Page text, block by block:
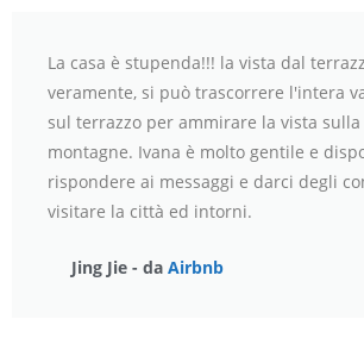
La casa è stupenda!!! la vista dal
veramente, si può trascorrere l'intera
sul terrazzo per ammirare la vista
montagne. Ivana è molto gentile e
rispondere ai messaggi e darci degli
visitare la città ed intorni.
Jing Jie - da Airbnb